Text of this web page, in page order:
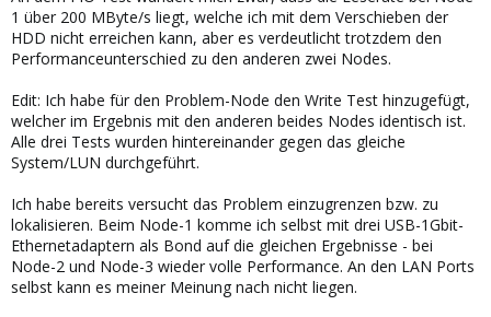
1 über 200 MByte/s liegt, welche ich mit dem Verschieben der
HDD nicht erreichen kann, aber es verdeutlicht trotzdem den
Performanceunterschied zu den anderen zwei Nodes.
Edit: Ich habe für den Problem-Node den Write Test hinzugefügt,
welcher im Ergebnis mit den anderen beides Nodes identisch ist.
Alle drei Tests wurden hintereinander gegen das gleiche
System/LUN durchgeführt.
Ich habe bereits versucht das Problem einzugrenzen bzw. zu
lokalisieren. Beim Node-1 komme ich selbst mit drei USB-1Gbit-
Ethernetadaptern als Bond auf die gleichen Ergebnisse - bei
Node-2 und Node-3 wieder volle Performance. An den LAN Ports
selbst kann es meiner Meinung nach nicht liegen.